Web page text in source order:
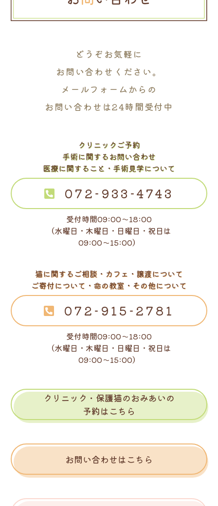
どうぞお気軽に
お問い合わせください。
メールフォームからの
お問い合わせは24時間受付中
クリニックご予約
手術に関するお問い合わせ
医療に関すること・手術見学について
072-933-4743
受付時間09:00～18:00
（水曜日・木曜日・日曜日・祝日は
09:00～15:00）
猫に関するご相談・カフェ・譲渡について
ご寄付について・命の教室・その他について
072-915-2781
受付時間09:00～18:00
（水曜日・木曜日・日曜日・祝日は
09:00～15:00）
クリニック・保護猫のおみあいの
予約はこちら
お問い合わせはこちら